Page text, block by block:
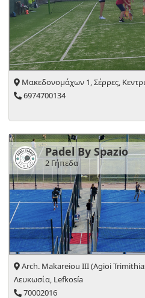
Μακεδονομάχων 1, Σέρρες,
6974700134
Padel By Spazio
2 Γήπεδα
Arch. Makareiou III (Agioi
Λευκωσία, Lefkosía
70002016